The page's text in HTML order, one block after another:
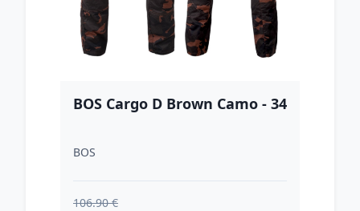
BOS Cargo D Brown Camo - 34
BOS
106.90 €